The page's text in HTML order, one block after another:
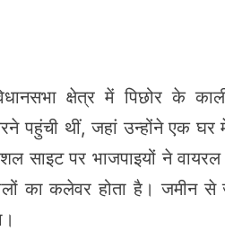
क्षेत्र में पिछोर के
पहुंची थीं, जहां उन्होंने एक
साइट पर भाजपाइयों ने
का कलेवर होता है। जमीन